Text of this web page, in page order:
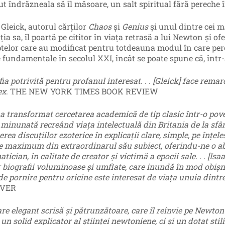
îndrăzneala să îl măsoare, un salt spiritual fără pereche
Gleick, autorul cărţilor Chaosşi Geniusşi unul dintre cei
sa, îl poartă pe cititor în viaţa retrasă a lui Newton şi
care au modificat pentru totdeauna modul în care
fundamentale în secolul XXI, încât se poate spune că,
potrivită pentru profanul interesat. . . [Gleick] face
. THE NEW YORK TIMES BOOK REVIEW
transformat cercetarea academică de tip clasic într-o
recreând viaţa intelectuală din Britania de la
discuţiilor ezoterice în explicaţii clare, simple, pe
maximum din extraordinarul său subiect, oferindu-ne o
în calitate de creator şi victimă a epocii sale. . .
voluminoase şi umflate, care inundă în mod
pornire pentru oricine este interesat de viaţa unuia
elegant scrisă şi pătrunzătoare, care îl reînvie pe
solid explicator al ştiinţei newtoniene, ci şi un dotat